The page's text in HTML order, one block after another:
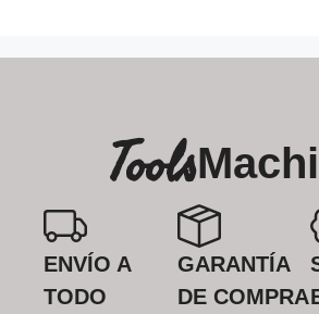
Tools
ENVÍO A
TODO
GARANTÍA
DE COMPRA